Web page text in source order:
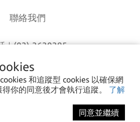
和追蹤型 cookies 以確保網
你的同意後才會執行追蹤。 了解
同意並繼續
聯絡我們
｜(03)-3630385
八德區和平路1168巷7號
愛露愛玩 All rights reserved.